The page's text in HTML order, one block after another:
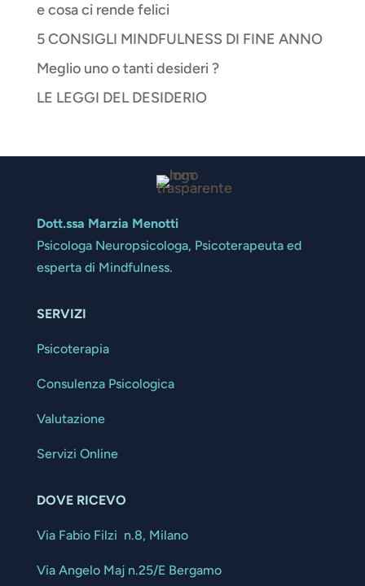
e cosa ci rende felici
5 CONSIGLI MINDFULNESS DI FINE ANNO
Meglio uno o tanti desideri ?
LE LEGGI DEL DESIDERIO
Dott.ssa Marzia Menotti
Psicologa Neuropsicologa, Psicoterapeuta ed
esperta di Mindfulness.
SERVIZI
Psicoterapia
Consulenza Psicologica
Valutazione
Servizi Online
DOVE RICEVO
Via Fabio Filzi n.8, Milano
Via Angelo Maj n.25/E Bergamo